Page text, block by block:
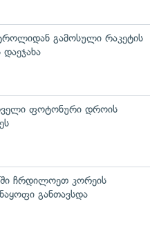
გამოსული რაკეტის
ფოტონური დროის
ჩრდილოეთ კორეის
განთავსდა